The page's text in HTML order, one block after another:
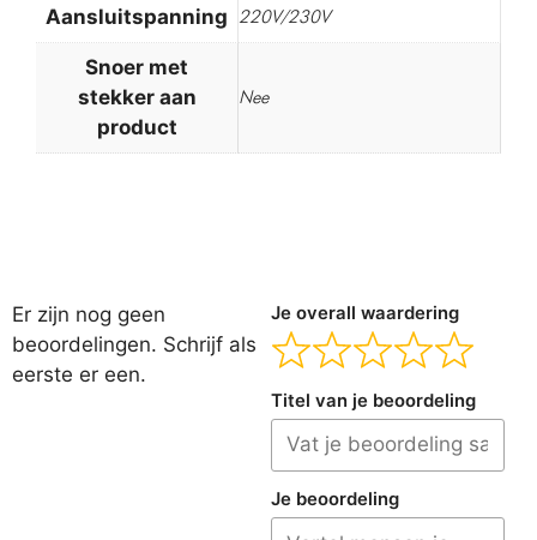
Aansluitspanning 220V/230V
Snoer met
stekker aan
product
Nee
Er zijn nog geen
beoordelingen. Schrijf als
eerste er een.
Je overall waardering
Titel van je beoordeling
Je beoordeling